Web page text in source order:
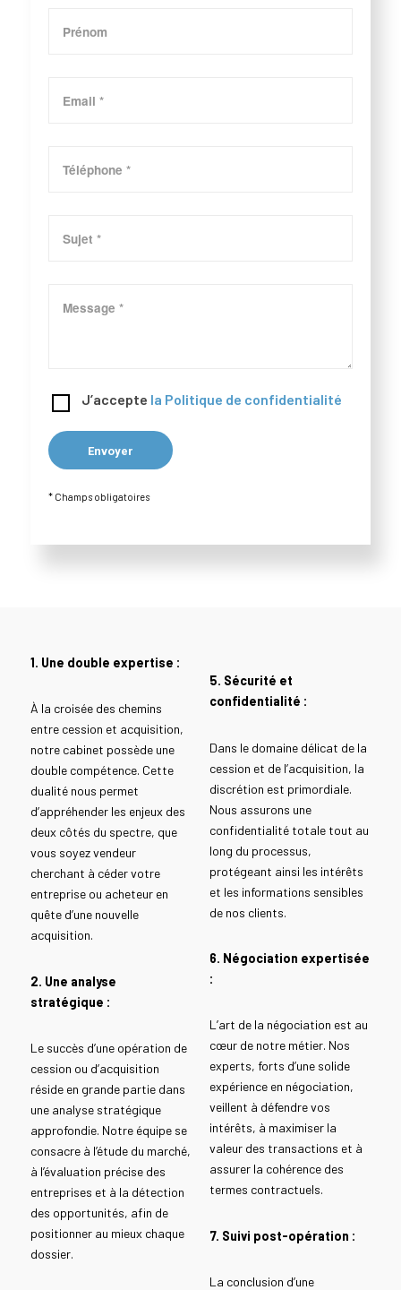
J’accepte la Politique de confidentialité
* Champs obligatoires
1. Une double expertise :
À la croisée des chemins
entre cession et acquisition,
notre cabinet possède une
double compétence. Cette
dualité nous permet
d’appréhender les enjeux des
deux côtés du spectre, que
vous soyez vendeur
cherchant à céder votre
entreprise ou acheteur en
quête d’une nouvelle
acquisition.
2. Une analyse
stratégique :
Le succès d’une opération de
cession ou d’acquisition
réside en grande partie dans
une analyse stratégique
approfondie. Notre équipe se
consacre à l’étude du marché,
à l’évaluation précise des
entreprises et à la détection
des opportunités, afin de
positionner au mieux chaque
dossier.
5. Sécurité et
confidentialité :
Dans le domaine délicat de la
cession et de l’acquisition, la
discrétion est primordiale.
Nous assurons une
confidentialité totale tout au
long du processus,
protégeant ainsi les intérêts
et les informations sensibles
de nos clients.
6. Négociation expertisée
:
L’art de la négociation est au
cœur de notre métier. Nos
experts, forts d’une solide
expérience en négociation,
veillent à défendre vos
intérêts, à maximiser la
valeur des transactions et à
assurer la cohérence des
termes contractuels.
7. Suivi post-opération :
La conclusion d’une